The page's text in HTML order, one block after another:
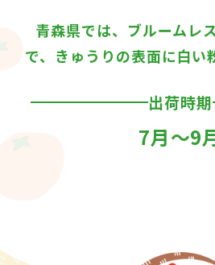
青森県では、ブルームレ
で、きゅうりの表面に白い
出荷時期
7月〜9